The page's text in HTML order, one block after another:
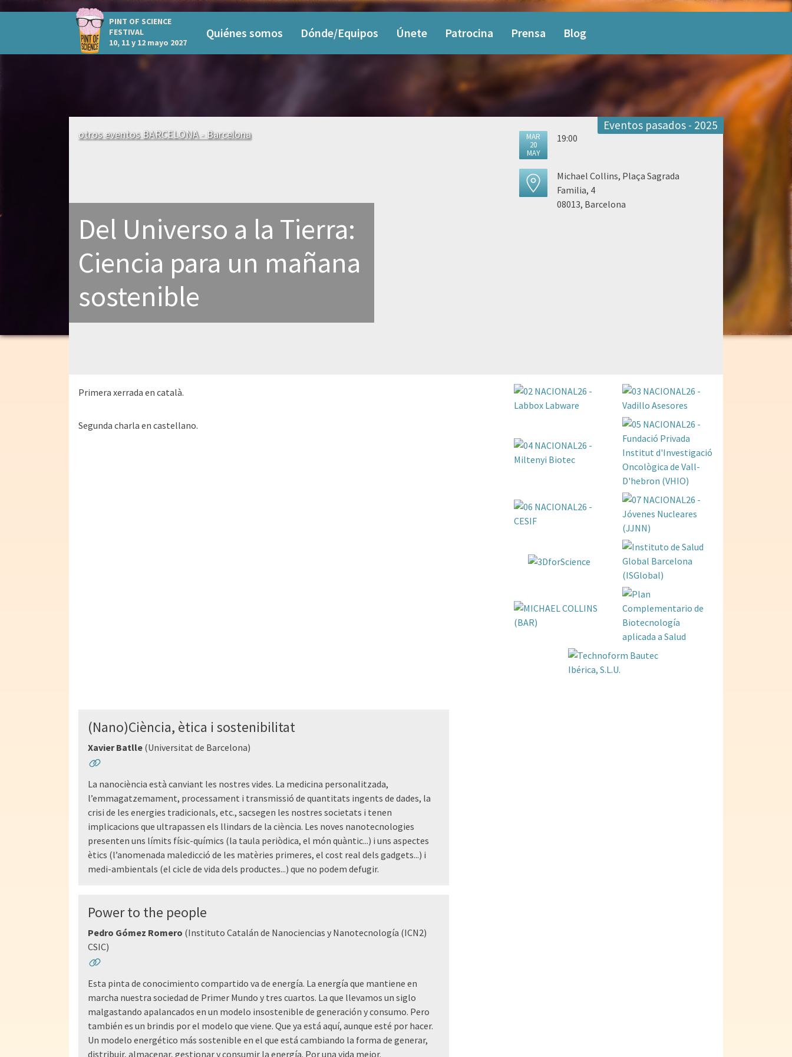
PINT OF SCIENCE
FESTIVAL
10, 11 y 12 mayo 2027
Quiénes somos Dónde/Equipos Únete Patrocina Prensa Blog
otros eventos BARCELONA - Barcelona
Del Universo a la Tierra:
Ciencia para un mañana
sostenible
Eventos pasados - 2025
MAR
20
MAY
19:00
Michael Collins, Plaça Sagrada
Familia, 4
08013, Barcelona
Primera xerrada en català.
Segunda charla en castellano.
(Nano)Ciència, ètica i sostenibilitat
Xavier Batlle (Universitat de Barcelona)
La nanociència està canviant les nostres vides. La medicina personalitzada,
l’emmagatzemament, processament i transmissió de quantitats ingents de dades, la
crisi de les energies tradicionals, etc., sacsegen les nostres societats i tenen
implicacions que ultrapassen els llindars de la ciència. Les noves nanotecnologies
presenten uns límits físic-químics (la taula periòdica, el món quàntic...) i uns aspectes
ètics (l’anomenada maledicció de les matèries primeres, el cost real dels gadgets...) i
medi-ambientals (el cicle de vida dels productes...) que no podem defugir.
Power to the people
Pedro Gómez Romero (Instituto Catalán de Nanociencias y Nanotecnología (ICN2)
CSIC)
Esta pinta de conocimiento compartido va de energía. La energía que mantiene en
marcha nuestra sociedad de Primer Mundo y tres cuartos. La que llevamos un siglo
malgastando apalancados en un modelo insostenible de generación y consumo. Pero
también es un brindis por el modelo que viene. Que ya está aquí, aunque esté por hacer.
Un modelo energético más sostenible en el que está cambiando la forma de generar,
distribuir, almacenar, gestionar y consumir la energía. Por una vida mejor.